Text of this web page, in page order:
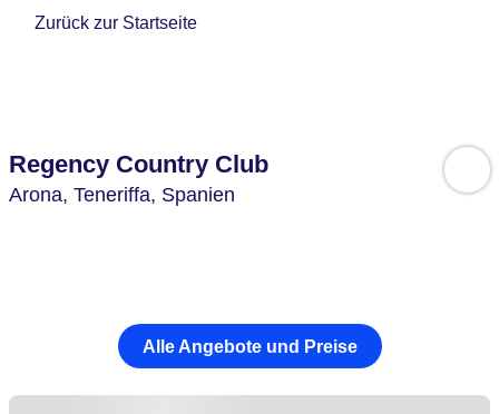
Zurück zur Startseite
Regency Country Club
Arona, Teneriffa, Spanien
Alle Angebote und Preise